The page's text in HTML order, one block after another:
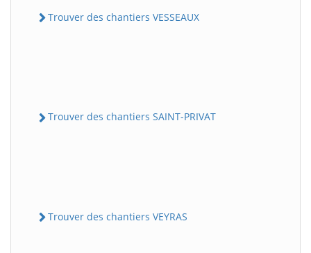
Trouver des chantiers VESSEAUX
Trouver des chantiers SAINT-PRIVAT
Trouver des chantiers VEYRAS